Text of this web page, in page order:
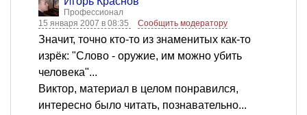
Профессионал
15 января 2007 в 08:35
Сообщить модератору
Значит, точно кто-то из знаменитых как-то
изрёк: "Слово - оружие, им можно убить
человека"...
Виктор, материал в целом понравился,
интересно было читать, познавательно...